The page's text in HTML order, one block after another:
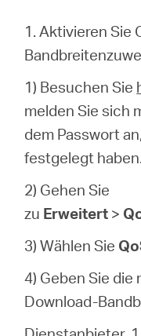
1. Aktivieren Sie
1) Besuchen Sie
melden Sie sich
dem Passwort
festgelegt haben.
2) Gehen Sie
zu Erweitert >
3) Wählen Sie
4) Geben Sie die
Download-